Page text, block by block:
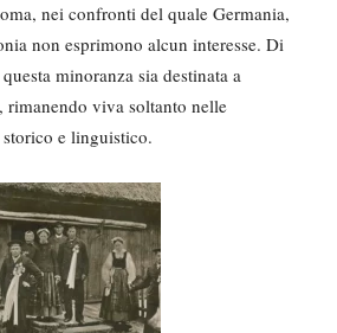
nei confronti del quale Germania,
non esprimono alcun interesse. Di
minoranza sia destinata a
rimanendo viva soltanto nelle
e linguistico.